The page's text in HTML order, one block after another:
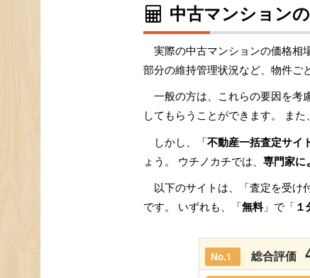
中古マンション
実際の中古マンションの価格相
部分の維持管理状況など、物件ご
一般の方は、これらの要因を考
してもらうことができます。 また、
しかし、「不動産一括査定サイ
ょう。 ウチノカチでは、 専門家に
以下のサイトは、「査定を受け
です。 いずれも、「無料」で「 １